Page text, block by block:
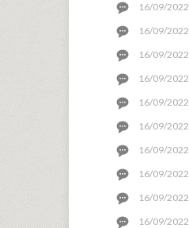
16/09/2022
16/09/2022
16/09/2022
16/09/2022
16/09/2022
16/09/2022
16/09/2022
16/09/2022
16/09/2022
16/09/2022